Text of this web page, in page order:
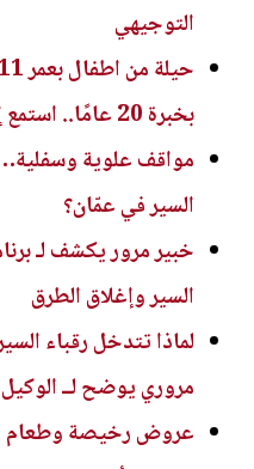
التوجيهي
بخبرة 20 عامًا.. استمع إلى التفاصيل!
مواقف علوية
السير في عمّان؟
خبير مرور يكشف لـ
السير وإغلاق الطرق
لماذا تتدخل رقباء
مروري يوضح لــ
عروض رخيصة وطعام